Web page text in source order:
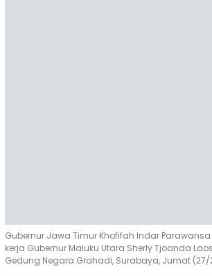
Gubernur Jawa Timur Khofifah Indar
kerja Gubernur Maluku Utara Sherly Tjoanda
Gedung Negara Grahadi, Surabaya, Jumat (27/